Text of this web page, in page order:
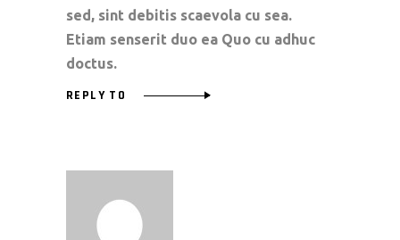
sed, sint debitis scaevola cu sea.
Etiam senserit duo ea Quo cu adhuc
doctus.
REPLY TO